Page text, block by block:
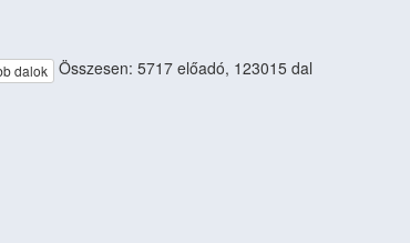
dalok Összesen: 5717 előadó, 123015 dal